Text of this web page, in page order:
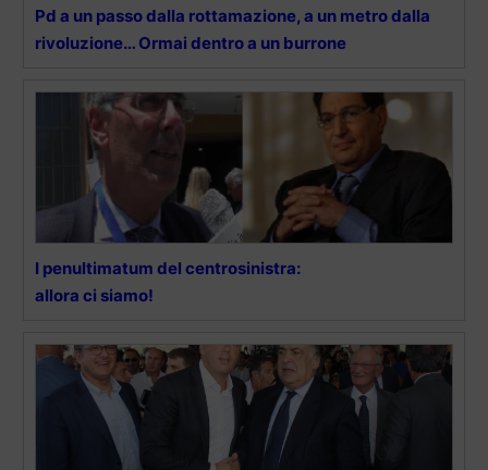
Pd a un passo dalla rottamazione, a un metro dalla
rivoluzione… Ormai dentro a un burrone
I penultimatum del centrosinistra:
allora ci siamo!